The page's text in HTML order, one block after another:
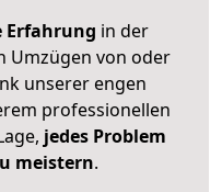
Erfahrung in der
Umzügen von oder
unserer engen
professionellen
jedes Problem
meistern.